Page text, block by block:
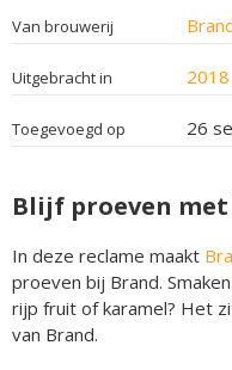
Van brouwerij
Uitgebracht in 2018
Toegevoegd op 26
Blijf proeven
In deze reclame maakt
proeven bij Brand.
rijp fruit of karamel? Het
van Brand.